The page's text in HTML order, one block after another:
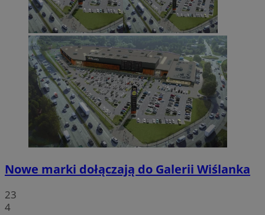
Nowe marki dołączają do Galerii Wiślanka
23
4